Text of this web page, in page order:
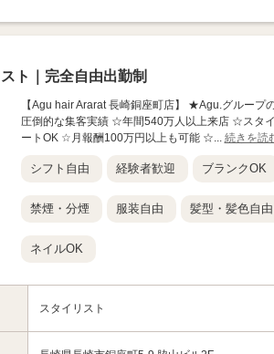
ト｜完全自由出勤制
【Agu hair Ararat 長崎銅座町店】 ★Agu.グルー
圧倒的な集客実績 ☆年間540万人以上来店 ☆スタ
ートOK ☆月報酬100万円以上も可能 ☆... 続きを読
シフト自由 経験者歓迎 ブランクOK
禁煙・分煙 服装自由 髪型・髪色自由
ネイルOK
スタイリスト